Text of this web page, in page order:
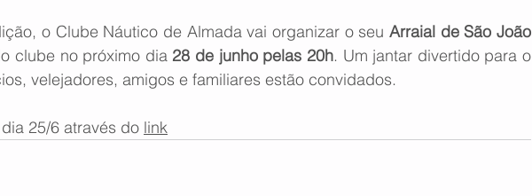
o Clube Náutico de Almada vai organizar o seu
clube no próximo dia 28 de junho pelas 20h. Um jantar divertido para o
velejadores, amigos e familiares estão convidados.
25/6 através do link